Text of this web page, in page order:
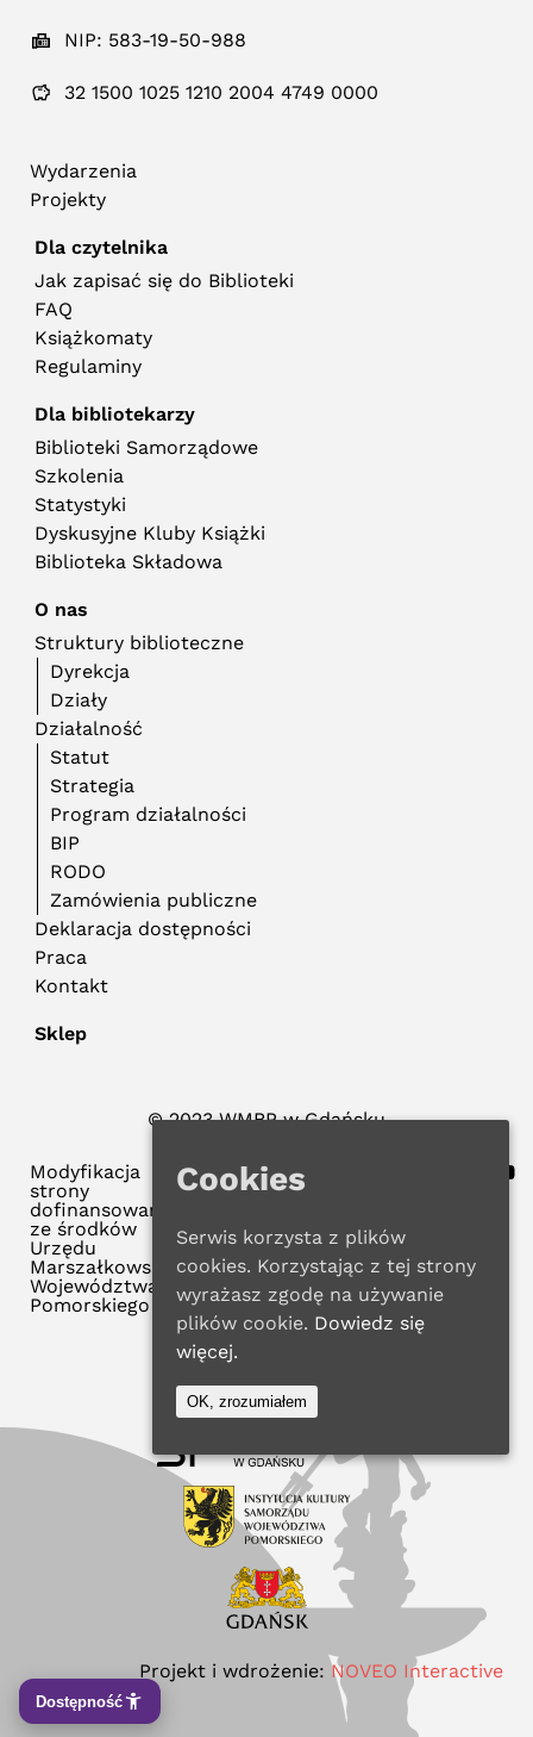
NIP: 583-19-50-988
32 1500 1025 1210 2004 4749 0000
Wydarzenia
Projekty
Dla czytelnika
Jak zapisać się do Biblioteki
FAQ
Książkomaty
Regulaminy
Dla bibliotekarzy
Biblioteki Samorządowe
Szkolenia
Statystyki
Dyskusyjne Kluby Książki
Biblioteka Składowa
O nas
Struktury biblioteczne
Dyrekcja
Działy
Działalność
Statut
Strategia
Program działalności
BIP
RODO
Zamówienia publiczne
Deklaracja dostępności
Praca
Kontakt
Sklep
© 2023 WMBP w Gdańsku
Modyfikacja
strony
dofinansowana
ze środków
Urzędu
Marszałkowskiego
Województwa
Pomorskiego
Projekt i wdrożenie: NOVEO Interactive
Dostępność
Cookies
Serwis korzysta z plików
cookies. Korzystając z tej strony
wyrażasz zgodę na używanie
plików cookie. Dowiedz się
więcej.
OK, zrozumiałem